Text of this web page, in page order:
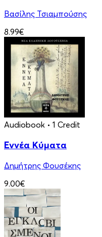
Βασίλης Τσιαμπούσης
8.99€
Audiobook • 1 Credit
Εννέα Κύματα
Δημήτρης Φουσέκης
9.00€